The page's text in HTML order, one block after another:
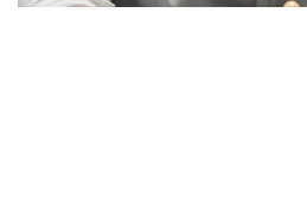
Авто